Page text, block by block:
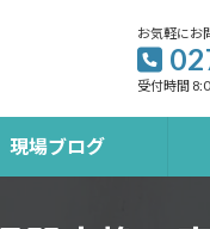
お気軽にお
受付時間
現場ブログ